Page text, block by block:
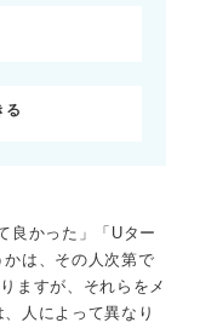
る
良かった」「Uター
は、その人次第で
ますが、それらをメ
人によって異なり